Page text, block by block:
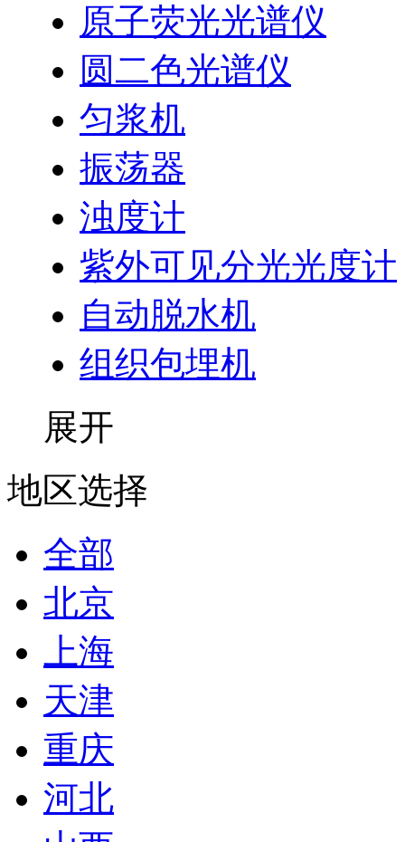
原子荧光光谱仪
圆二色光谱仪
匀浆机
振荡器
浊度计
紫外可见分光光度计
自动脱水机
组织包埋机
展开
地区选择
全部
北京
上海
天津
重庆
河北